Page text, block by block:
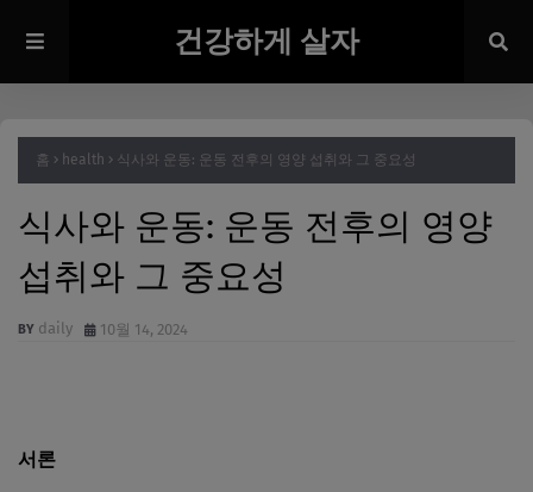
건강하게 살자
홈 health 식사와 운동: 운동 전후의 영양 섭취와 그 중요성
식사와 운동: 운동 전후의 영양
섭취와 그 중요성
daily 10월 14, 2024
서론